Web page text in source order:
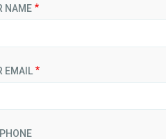
NAME
EMAIL